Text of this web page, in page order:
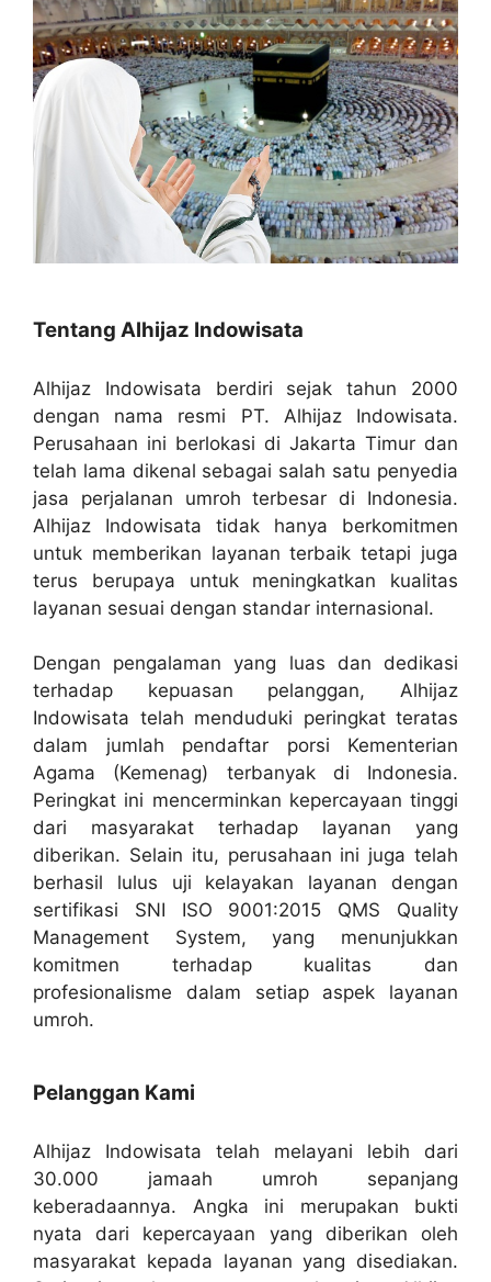
Tentang Alhijaz Indowisata
Alhijaz Indowisata berdiri sejak tahun 2000
dengan nama resmi PT. Alhijaz Indowisata.
Perusahaan ini berlokasi di Jakarta Timur dan
telah lama dikenal sebagai salah satu penyedia
jasa perjalanan umroh terbesar di Indonesia.
Alhijaz Indowisata tidak hanya berkomitmen
untuk memberikan layanan terbaik tetapi juga
terus berupaya untuk meningkatkan kualitas
layanan sesuai dengan standar internasional.
Dengan pengalaman yang luas dan dedikasi
terhadap kepuasan pelanggan, Alhijaz
Indowisata telah menduduki peringkat teratas
dalam jumlah pendaftar porsi Kementerian
Agama (Kemenag) terbanyak di Indonesia.
Peringkat ini mencerminkan kepercayaan tinggi
dari masyarakat terhadap layanan yang
diberikan. Selain itu, perusahaan ini juga telah
berhasil lulus uji kelayakan layanan dengan
sertifikasi SNI ISO 9001:2015 QMS Quality
Management System, yang menunjukkan
komitmen terhadap kualitas dan
profesionalisme dalam setiap aspek layanan
umroh.
Pelanggan Kami
Alhijaz Indowisata telah melayani lebih dari
30.000 jamaah umroh sepanjang
keberadaannya. Angka ini merupakan bukti
nyata dari kepercayaan yang diberikan oleh
masyarakat kepada layanan yang disediakan.